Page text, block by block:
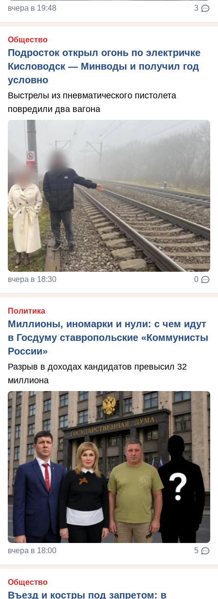
вчера в 19:48 3
Общество
Подросток открыл огонь по электричке
Кисловодск — Минводы и получил год
условно
Выстрелы из пневматического пистолета
повредили два вагона
вчера в 18:30 0
Политика
Миллионы, иномарки и нули: с чем идут
в Госдуму ставропольские «Коммунисты
России»
Разрыв в доходах кандидатов превысил 32
миллиона
вчера в 18:00 5
Общество
Въезд и костры под запретом: в